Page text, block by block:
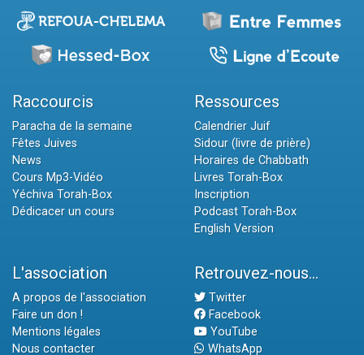
Raccourcis
Paracha de la semaine
Fêtes Juives
News
Cours Mp3-Vidéo
Yéchiva Torah-Box
Dédicacer un cours
Ressources
Calendrier Juif
Sidour (livre de prière)
Horaires de Chabbath
Livres Torah-Box
Inscription
Podcast Torah-Box
English Version
L'association
A propos de l'association
Faire un don !
Mentions légales
Nous contacter
Retrouvez-nous...
Twitter
Facebook
YouTube
WhatsApp